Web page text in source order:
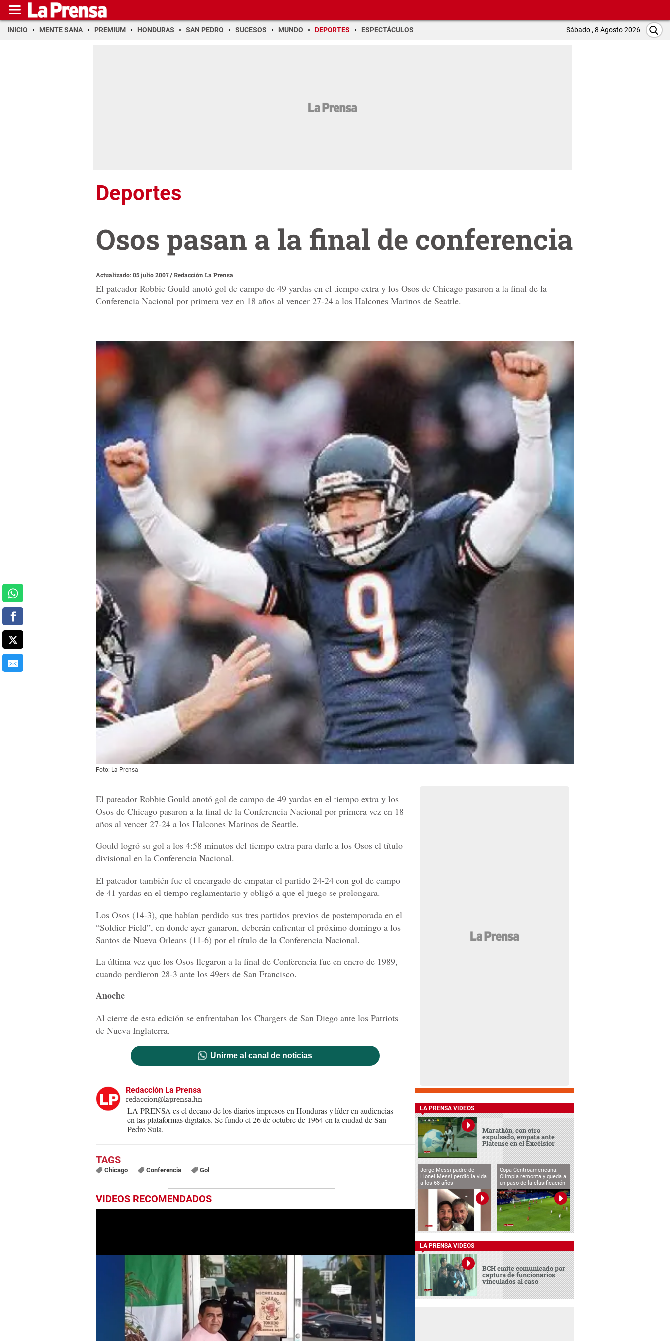
INICIO MENTE SANA PREMIUM HONDURAS SAN PEDRO SUCESOS MUNDO DEPORTES ESPECTÁCULOS Sábado , 8 Agosto 2026
Deportes
Osos pasan a la final de conferencia
Actualizado: 05 julio 2007/Redacción La Prensa
El pateador Robbie Gould anotó gol de campo de 49 yardas en el tiempo extra y los Osos de Chicago pasaron a la final de la
Conferencia Nacional por primera vez en 18 años al vencer 27-24 a los Halcones Marinos de Seattle.
Foto: La Prensa
El pateador Robbie Gould anotó gol de campo de 49 yardas en el tiempo extra y los
Osos de Chicago pasaron a la final de la Conferencia Nacional por primera vez en 18
años al vencer 27-24 a los Halcones Marinos de Seattle.
Gould logró su gol a los 4:58 minutos del tiempo extra para darle a los Osos el título
divisional en la Conferencia Nacional.
El pateador también fue el encargado de empatar el partido 24-24 con gol de campo
de 41 yardas en el tiempo reglamentario y obligó a que el juego se prolongara.
Los Osos (14-3), que habían perdido sus tres partidos previos de postemporada en el
“Soldier Field”, en donde ayer ganaron, deberán enfrentar el próximo domingo a los
Santos de Nueva Orleans (11-6) por el título de la Conferencia Nacional.
La última vez que los Osos llegaron a la final de Conferencia fue en enero de 1989,
cuando perdieron 28-3 ante los 49ers de San Francisco.
Anoche
Al cierre de esta edición se enfrentaban los Chargers de San Diego ante los Patriots
de Nueva Inglaterra.
Unirme al canal de noticias
Redacción La Prensa
redaccion@laprensa.hn
LA PRENSA es el decano de los diarios impresos en Honduras y líder en audiencias
en las plataformas digitales. Se fundó el 26 de octubre de 1964 en la ciudad de San
Pedro Sula.
Chicago Conferencia Gol
VIDEOS RECOMENDADOS
LA PRENSA VIDEOS
Marathón, con otro
expulsado, empata ante
Platense en el Excélsior
Jorge Messi padre de
Lionel Messi perdió la vida
a los 68 años
Copa Centroamericana:
Olimpia remonta y queda a
un paso de la clasificación
LA PRENSA VIDEOS
BCH emite comunicado por
captura de funcionarios
vinculados al caso